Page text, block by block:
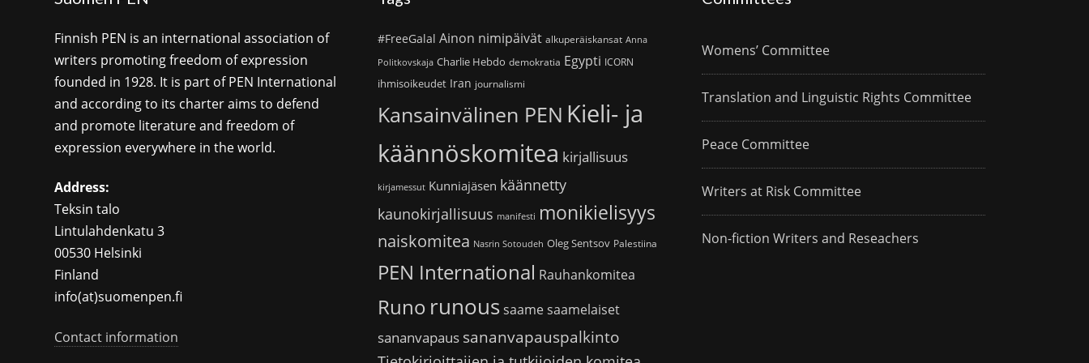
Finnish PEN is an international association of
writers promoting freedom of expression
founded in 1928. It is part of PEN International
and according to its charter aims to defend
and promote literature and freedom of
expression everywhere in the world.
Address:
Teksin talo
Lintulahdenkatu 3
00530 Helsinki
Finland
info(at)suomenpen.fi
Contact information
#FreeGalal Ainon nimipäivät alkuperäiskansat Anna
Politkovskaja Charlie Hebdo demokratia Egypti ICORN
ihmisoikeudet Iran journalismi
Kansainvälinen PEN Kieli- ja
käännöskomitea kirjallisuus
kirjamessut Kunniajäsen käännetty
kaunokirjallisuus manifesti monikielisyys
naiskomitea Nasrin Sotoudeh Oleg Sentsov Palestiina
PEN International Rauhankomitea
Runo runoussaamesaamelaiset
sananvapaus sananvapauspalkinto
Womens’ Committee
Translation and Linguistic Rights Committee
Peace Committee
Writers at Risk Committee
Non-fiction Writers and Reseachers